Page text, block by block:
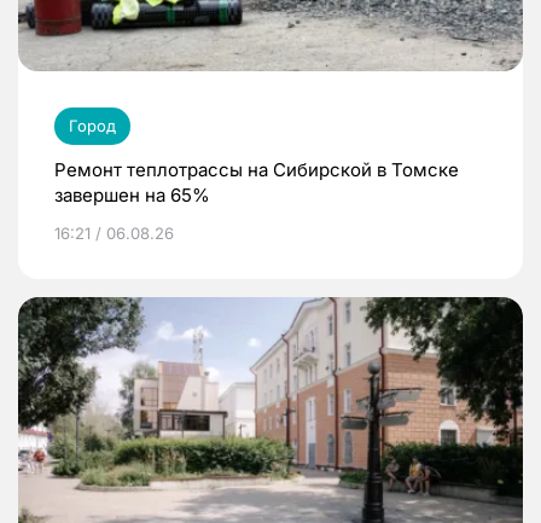
Город
Ремонт теплотрассы на Сибирской в Томске
завершен на 65%
16:21 / 06.08.26